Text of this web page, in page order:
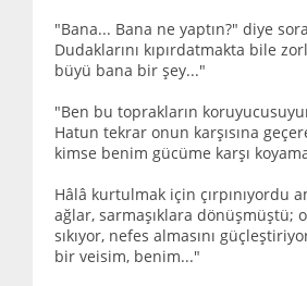
"Bana... Bana ne yaptın?" diye
Dudaklarını kıpırdatmakta bile
büyü bana bir şey..."
"Ben bu toprakların
Hatun tekrar onun karşısına
kimse benim gücüme karşı
Hâlâ kurtulmak için çırpınıyordu
ağlar, sarmaşıklara dönüşmüştü;
sıkıyor, nefes almasını
bir veisim, benim..."